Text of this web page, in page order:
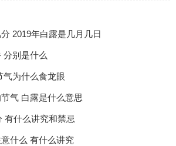
2019年白露是几月几日
分别是什么
气为什么食龙眼
气 白露是什么意思
有什么讲究和禁忌
什么 有什么讲究